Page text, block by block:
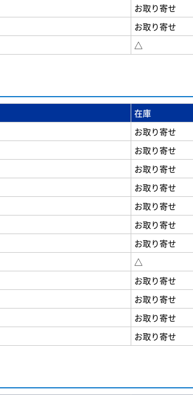
お取り寄せ
お取り寄せ
△
在庫
お取り寄せ
お取り寄せ
お取り寄せ
お取り寄せ
お取り寄せ
お取り寄せ
お取り寄せ
△
お取り寄せ
お取り寄せ
お取り寄せ
お取り寄せ